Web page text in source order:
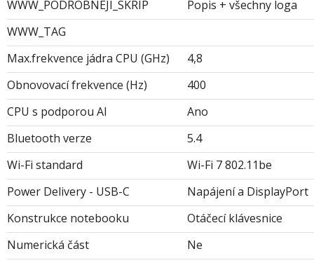
WWW_PODROBNEJI_SKRIP
Popis + všechny loga
WWW_TAG
Max.frekvence jádra CPU (GHz)
4,8
Obnovovací frekvence (Hz)
400
CPU s podporou AI
Ano
Bluetooth verze
5.4
Wi-Fi standard
Wi-Fi 7 802.11be
Power Delivery - USB-C
Napájení a DisplayPort
Konstrukce notebooku
Otáčecí klávesnice
Numerická část
Ne